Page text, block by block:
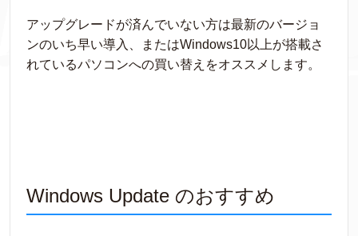
アップグレードが済んでいない方は最新のバージョ
ンのいち早い導入、またはWindows10以上が搭載さ
れているパソコンへの買い替えをオススメします。
Windows Update のおすすめ